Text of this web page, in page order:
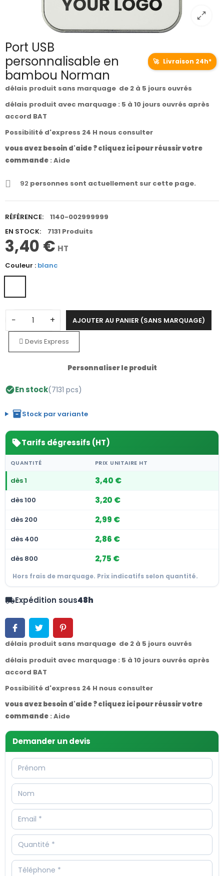
Port USB
personnalisable en
bambou Norman
🚀 Livraison 24h*
délais produit sans marquage de 2 à 5 jours ouvrés
délais produit avec marquage : 5 à 10 jours ouvrés après
accord BAT
Possibilité d'express 24 H nous consulter
vous avez besoin d'aide ? cliquez ici pour réussir votre
commande : Aide
92 personnes sont actuellement sur cette page.
RÉFÉRENCE:
1140-002999999
EN STOCK:
7131 Produits
3,40 € HT
Couleur : blanc
− + AJOUTER AU PANIER (SANS MARQUAGE)
Devis Express
Personnaliser le produit
check_circleEn stock(7131 pcs)
inventory_2Stock par variante
sellTarifs dégressifs (HT)
QUANTITÉ PRIX UNITAIRE HT
dès 1 3,40 €
dès 100 3,20 €
dès 200 2,99 €
dès 400 2,86 €
dès 800 2,75 €
Hors frais de marquage. Prix indicatifs selon quantité.
local_shippingExpédition sous48h
délais produit sans marquage de 2 à 5 jours ouvrés
délais produit avec marquage : 5 à 10 jours ouvrés après
accord BAT
Possibilité d'express 24 H nous consulter
vous avez besoin d'aide ? cliquez ici pour réussir votre
commande : Aide
Demander un devis